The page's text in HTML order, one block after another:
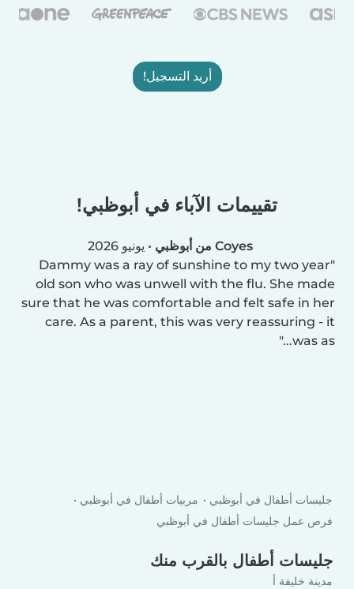
أريد التسجيل!
تقييمات الآباء في أبوظبي!
Coyes من أبوظبي • يونيو 2026
Dammy was a ray of sunshine to my two year
old son who was unwell with the flu. She made
sure that he was comfortable and felt safe in her
care. As a parent, this was very reassuring - it
was as...
جليسات أطفال في أبوظبي
مربيات أطفال في أبوظبي
فرص عمل جليسات أطفال في أبوظبي
جليسات أطفال بالقرب منك
مدينة خليفة أ